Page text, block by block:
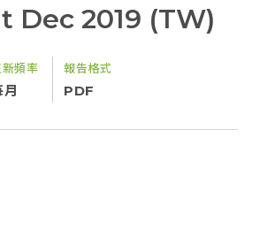
Dec 2019 (TW)
新頻率
月
報告格式
PDF